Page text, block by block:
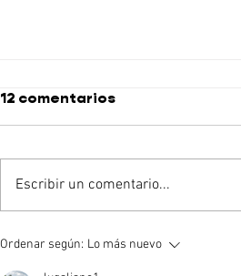
Un jardín de mariposas a
12 comentarios
Escribir un comentario...
Ordenar según: Lo más nuevo